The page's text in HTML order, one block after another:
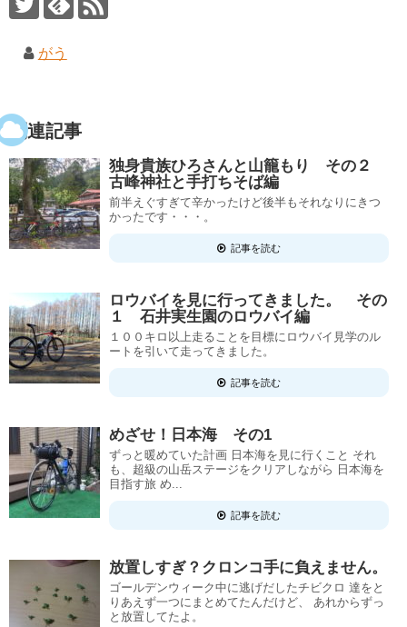
がう
関連記事
独身貴族ひろさんと山籠もり その２
古峰神社と手打ちそば編
前半えぐすぎて辛かったけど後半もそれなりにきつ
かったです・・・。
記事を読む
ロウバイを見に行ってきました。 その
１ 石井実生園のロウバイ編
１００キロ以上走ることを目標にロウバイ見学のル
ートを引いて走ってきました。
記事を読む
めざせ！日本海 その1
ずっと暖めていた計画 日本海を見に行くこと それ
も、超級の山岳ステージをクリアしながら 日本海を
目指す旅 め...
記事を読む
放置しすぎ？クロンコ手に負えません。
ゴールデンウィーク中に逃げだしたチビクロ 達をと
りあえず一つにまとめてたんだけど、 あれからずっ
と放置してたよ。